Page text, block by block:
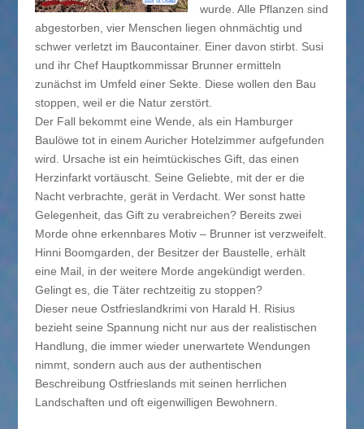
wurde. Alle Pflanzen sind
abgestorben, vier Menschen liegen ohnmächtig und
schwer verletzt im Baucontainer. Einer davon stirbt. Susi
und ihr Chef Hauptkommissar Brunner ermitteln
zunächst im Umfeld einer Sekte. Diese wollen den Bau
stoppen, weil er die Natur zerstört.
Der Fall bekommt eine Wende, als ein Hamburger
Baulöwe tot in einem Auricher Hotelzimmer aufgefunden
wird. Ursache ist ein heimtückisches Gift, das einen
Herzinfarkt vortäuscht. Seine Geliebte, mit der er die
Nacht verbrachte, gerät in Verdacht. Wer sonst hatte
Gelegenheit, das Gift zu verabreichen? Bereits zwei
Morde ohne erkennbares Motiv – Brunner ist verzweifelt.
Hinni Boomgarden, der Besitzer der Baustelle, erhält
eine Mail, in der weitere Morde angekündigt werden.
Gelingt es, die Täter rechtzeitig zu stoppen?
Dieser neue Ostfrieslandkrimi von Harald H. Risius
bezieht seine Spannung nicht nur aus der realistischen
Handlung, die immer wieder unerwartete Wendungen
nimmt, sondern auch aus der authentischen
Beschreibung Ostfrieslands mit seinen herrlichen
Landschaften und oft eigenwilligen Bewohnern.